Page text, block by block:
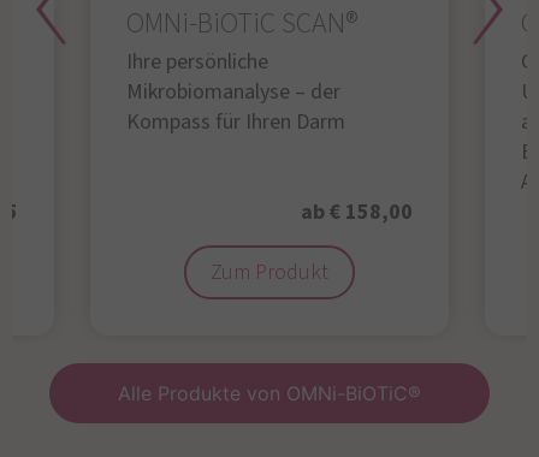
OMNi-BiOTiC SCAN®
Ihre persönliche
Mikrobiomanalyse – der
Kompass für Ihren Darm
ab € 158,00
Zum Produkt
Alle Produkte von OMNi-BiOTiC®